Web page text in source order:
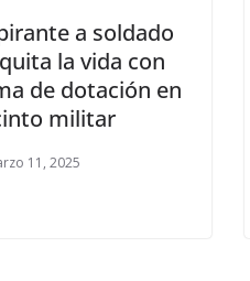
a soldado
la vida con
de dotación en
militar
11, 2025